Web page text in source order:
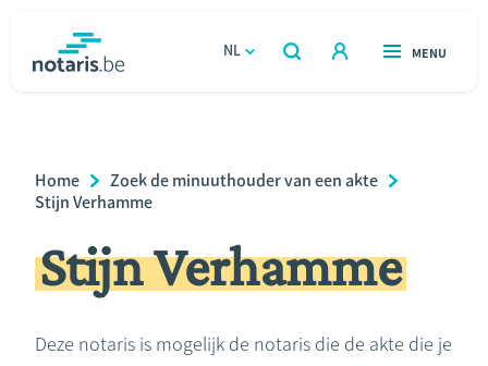
gaan
NL
OPEN
ZOEKEN
OPEN
MENU
Relatie & samenleven
Erven & schenken
Breadcrumb
Home
Zoek de minuuthouder van een akte
Stijn Verhamme
Stijn Verhamme
Deze notaris is mogelijk de notaris die de akte die je